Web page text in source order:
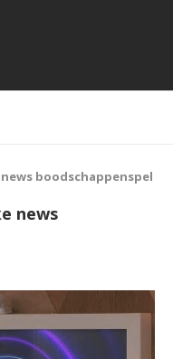
boodschappenspel
news